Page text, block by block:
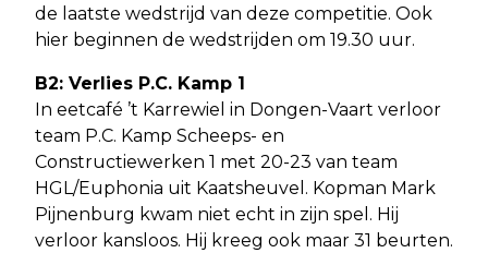
de laatste wedstrijd van deze competitie. Ook
hier beginnen de wedstrijden om 19.30 uur.
B2: Verlies P.C. Kamp 1
In eetcafé ’t Karrewiel in Dongen-Vaart verloor
team P.C. Kamp Scheeps- en
Constructiewerken 1 met 20-23 van team
HGL/Euphonia uit Kaatsheuvel. Kopman Mark
Pijnenburg kwam niet echt in zijn spel. Hij
verloor kansloos. Hij kreeg ook maar 31 beurten.